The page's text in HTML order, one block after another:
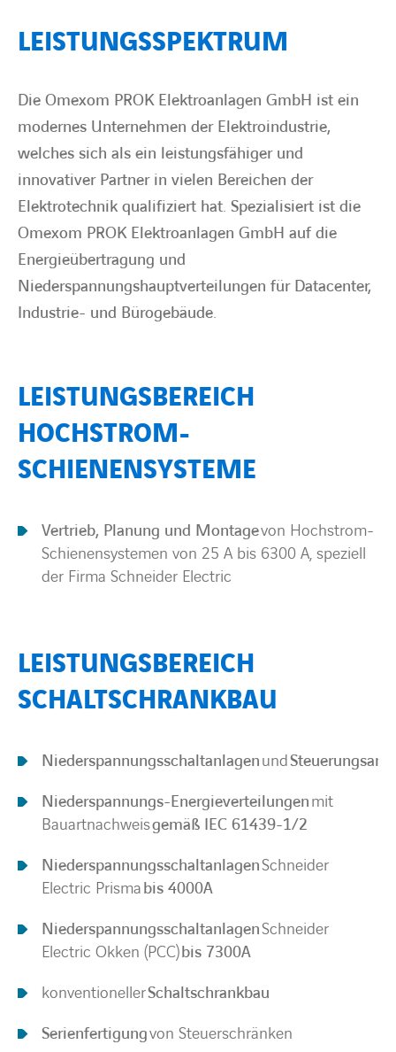
BARRIEREFREIHEIT
LEISTUNGSSPEKTRUM
Die Omexom PROK Elektroanlagen GmbH ist ein
modernes Unternehmen der Elektroindustrie,
welches sich als ein leistungsfähiger und
innovativer Partner in vielen Bereichen der
Elektrotechnik qualifiziert hat. Spezialisiert ist die
Omexom PROK Elektroanlagen GmbH auf die
Energieübertragung und
Niederspannungshauptverteilungen für Datacenter,
Industrie- und Bürogebäude.
LEISTUNGSBEREICH
HOCHSTROM-
SCHIENENSYSTEME
Vertrieb, Planung und Montagevon Hochstrom-
Schienensystemen von 25 A bis 6300 A, speziell
der Firma Schneider Electric
LEISTUNGSBEREICH
SCHALTSCHRANKBAU
Niederspannungsschaltanlagenund
Niederspannungs-Energieverteilungenmit
Bauartnachweisgemäß IEC 61439-1/2
NiederspannungsschaltanlagenSchneider
Electric Prismabis 4000A
NiederspannungsschaltanlagenSchneider
Electric Okken (PCC)bis 7300A
konventionellerSchaltschrankbau
Serienfertigungvon Steuerschränken